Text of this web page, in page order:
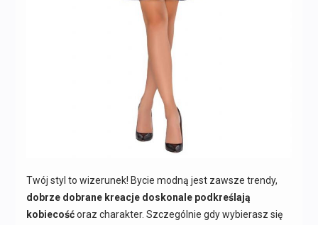
Twój styl to wizerunek! Bycie modną jest zawsze trendy,
dobrze dobrane kreacje doskonale podkreślają
kobiecośćoraz charakter. Szczególnie gdy wybierasz się